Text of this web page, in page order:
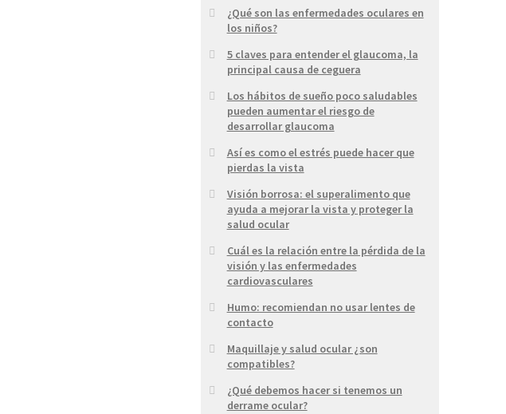
¿Qué son las enfermedades oculares en
los niños?
5 claves para entender el glaucoma, la
principal causa de ceguera
Los hábitos de sueño poco saludables
pueden aumentar el riesgo de
desarrollar glaucoma
Así es como el estrés puede hacer que
pierdas la vista
Visión borrosa: el superalimento que
ayuda a mejorar la vista y proteger la
salud ocular
Cuál es la relación entre la pérdida de la
visión y las enfermedades
cardiovasculares
Humo: recomiendan no usar lentes de
contacto
Maquillaje y salud ocular ¿son
compatibles?
¿Qué debemos hacer si tenemos un
derrame ocular?